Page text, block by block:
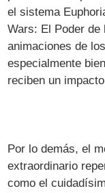
el sistema
Wars: El Poder de
animaciones de
especialmente
reciben un
Por lo demás, el
extraordinario
como el